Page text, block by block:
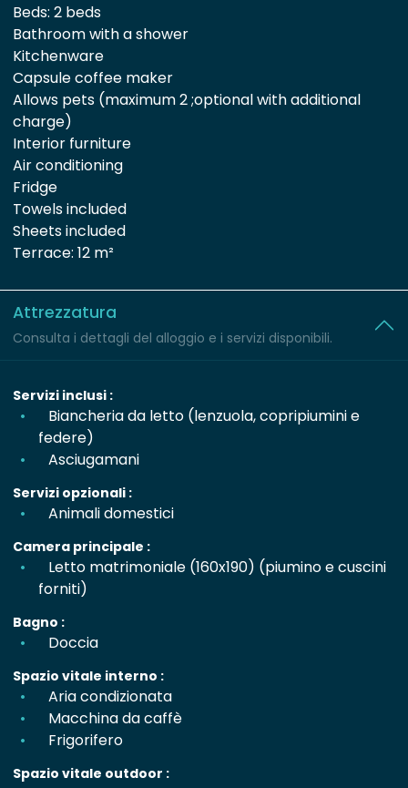
Beds: 2 beds
Bathroom with a shower
Kitchenware
Capsule coffee maker
Allows pets (maximum 2 ;optional with additional
charge)
Interior furniture
Air conditioning
Fridge
Towels included
Sheets included
Terrace: 12 m²
Attrezzatura
Consulta i dettagli del alloggio e i servizi disponibili.
Servizi inclusi :
Biancheria da letto (lenzuola, copripiumini e
federe)
Asciugamani
Servizi opzionali :
Animali domestici
Camera principale :
Letto matrimoniale (160x190) (piumino e cuscini
forniti)
Bagno :
Doccia
Spazio vitale interno :
Aria condizionata
Macchina da caffè
Frigorifero
Spazio vitale outdoor :